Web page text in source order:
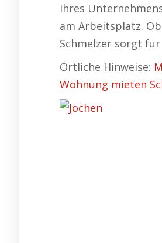
Ihres
am Arbeitsplatz.
Schmelzer sorgt
Örtliche Hinweise:
Wohnung mieten